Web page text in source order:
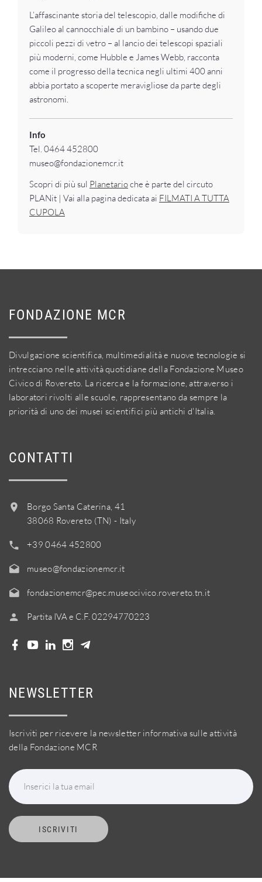
L’affascinante storia del telescopio, dalle modifiche di
Galileo al cannocchiale di un bambino – usando due
piccoli pezzi di vetro – al lancio dei telescopi spaziali
più moderni, come Hubble e James Webb, racconta
come il progresso della tecnica negli ultimi 400 anni
abbia portato a scoperte meravigliose da parte degli
astronomi.
Info
Tel. 0464 452800
museo@fondazionemcr.it
Scopri di più sul Planetarioche è parte del circuto
PLANit | Vai alla pagina dedicata ai FILMATI A TUTTA
CUPOLA
FONDAZIONE MCR
Divulgazione scientifica, multimedialità e nuove tecnologie si
intrecciano nelle attività quotidiane della Fondazione Museo
Civico di Rovereto. La ricerca e la formazione, attraverso i
laboratori rivolti alle scuole, rappresentano da sempre la
priorità di uno dei musei scientifici più antichi d'Italia.
CONTATTI
Borgo Santa Caterina, 41
38068 Rovereto (TN) - Italy
+39 0464 452800
museo@fondazionemcr.it
fondazionemcr@pec.museocivico.rovereto.tn.it
Partita IVA e C.F. 02294770223
NEWSLETTER
Iscriviti per ricevere la newsletter informativa sulle attività
della Fondazione MCR
Inserici la tua email
ISCRIVITI